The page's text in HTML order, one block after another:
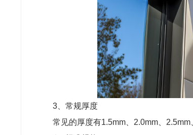
3、常规厚度
常见的厚度有1.5mm、2.0mm、